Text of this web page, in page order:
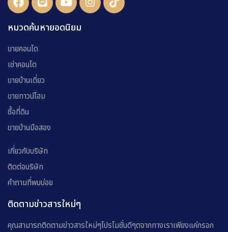
หมวดค้นหายอดนิยม
ขายคอนโด
เช่าคอนโด
ขายบ้านเดี่ยว
ขายทาวน์โฮม
ซื้อที่ดิน
ขายบ้านมือสอง
เกี่ยวกับบริษัท
ติดต่อบริษัท
คำถามที่พบบ่อย
ติดตามข่าวสารใหม่ๆ
คุณสามารถติดตามข่าวสารใหม่ๆโปรโมชั่นดีๆตจากทางเราเพียงแค่กรอก